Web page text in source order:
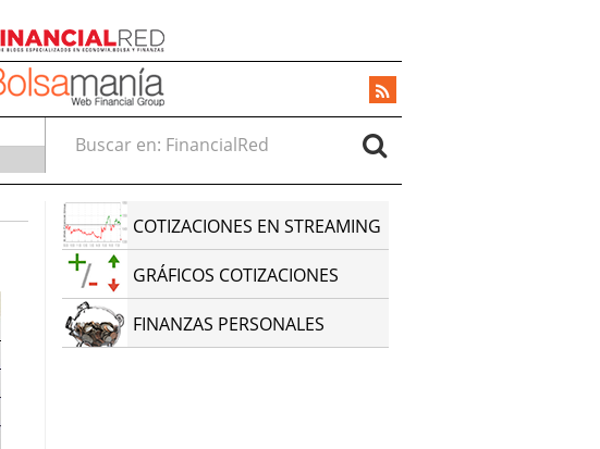
Buscar en:
COTIZACIONES EN STREAMING
GRÁFICOS COTIZACIONES
FINANZAS PERSONALES